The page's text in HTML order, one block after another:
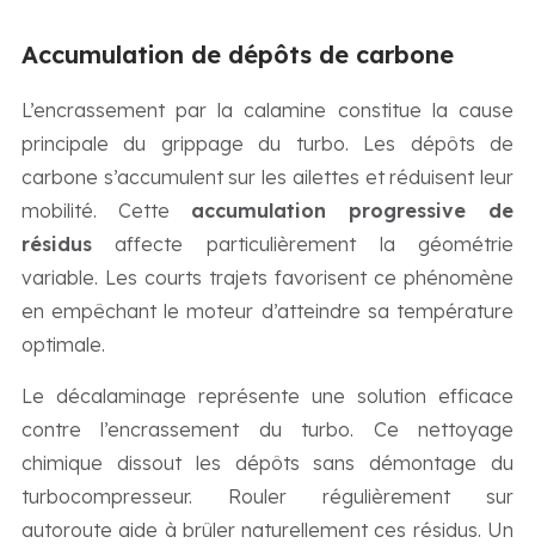
Accumulation de dépôts de carbone
L’encrassement par la calamine constitue la cause
principale du grippage du turbo. Les dépôts de
carbone s’accumulent sur les ailettes et réduisent leur
mobilité. Cette accumulation progressive de
résidusaffecte particulièrement la géométrie
variable. Les courts trajets favorisent ce phénomène
en empêchant le moteur d’atteindre sa température
optimale.
Le décalaminage représente une solution efficace
contre l’encrassement du turbo. Ce nettoyage
chimique dissout les dépôts sans démontage du
turbocompresseur. Rouler régulièrement sur
autoroute aide à brûler naturellement ces résidus. Un